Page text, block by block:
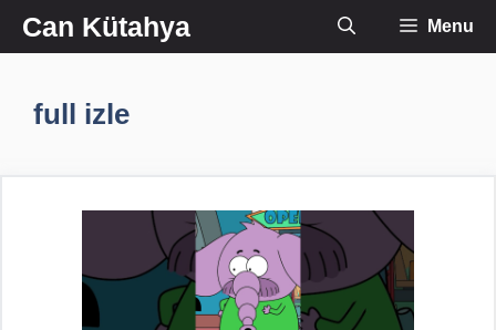
İçeriğe
atlaCan Kütahya Menu
full izle